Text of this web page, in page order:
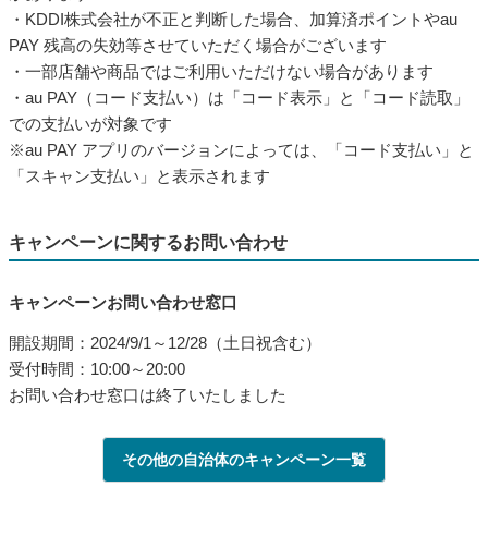
・KDDI株式会社が不正と判断した場合、加算済ポイントやau
PAY 残高の失効等させていただく場合がございます
・一部店舗や商品ではご利用いただけない場合があります
・au PAY（コード支払い）は「コード表示」と「コード読取」
での支払いが対象です
※au PAY アプリのバージョンによっては、「コード支払い」と
「スキャン支払い」と表示されます
キャンペーンに関するお問い合わせ
キャンペーンお問い合わせ窓口
開設期間：2024/9/1～12/28（土日祝含む）
受付時間：10:00～20:00
お問い合わせ窓口は終了いたしました
その他の自治体のキャンペーン一覧